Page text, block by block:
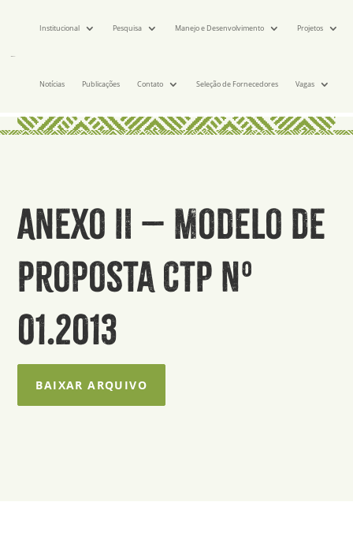
Institucional Pesquisa Manejo e Desenvolvimento Projetos
Notícias Publicações Contato Seleção de Fornecedores Vagas
Anexo II – Modelo de
Proposta CTP Nº
01.2013
BAIXAR ARQUIVO